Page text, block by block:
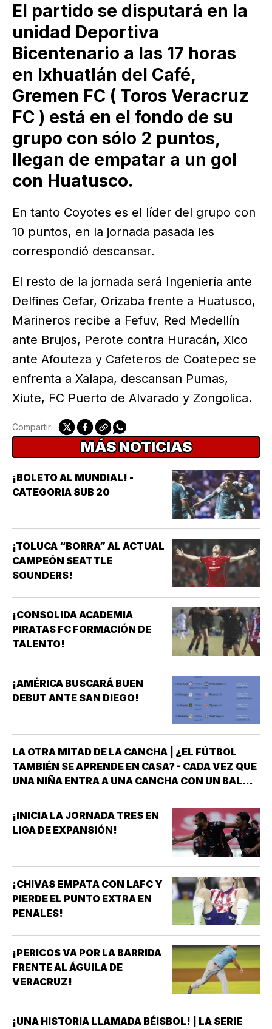
El partido se disputará en la
unidad Deportiva
Bicentenario a las 17 horas
en Ixhuatlán del Café,
Gremen FC ( Toros Veracruz
FC ) está en el fondo de su
grupo con sólo 2 puntos,
llegan de empatar a un gol
con Huatusco.
En tanto Coyotes es el líder del grupo con
10 puntos, en la jornada pasada les
correspondió descansar.
El resto de la jornada será Ingeniería ante
Delfines Cefar, Orizaba frente a Huatusco,
Marineros recibe a Fefuv, Red Medellín
ante Brujos, Perote contra Huracán, Xico
ante Afouteza y Cafeteros de Coatepec se
enfrenta a Xalapa, descansan Pumas,
Xiute, FC Puerto de Alvarado y Zongolica.
Compartir:
MÁS NOTICIAS
¡BOLETO AL MUNDIAL! -
CATEGORIA SUB 20
¡TOLUCA “BORRA” AL ACTUAL
CAMPEÓN SEATTLE
SOUNDERS!
¡CONSOLIDA ACADEMIA
PIRATAS FC FORMACIÓN DE
TALENTO!
¡AMÉRICA BUSCARÁ BUEN
DEBUT ANTE SAN DIEGO!
LA OTRA MITAD DE LA CANCHA | ¿EL FÚTBOL
TAMBIÉN SE APRENDE EN CASA? - CADA VEZ QUE
UNA NIÑA ENTRA A UNA CANCHA CON UN BALÓN
BAJO EL BRAZO, NO LLEGA SOLA *DETRÁS DE
ELLA SIEMPRE HAY ALGUIEN QUE LA LLEVÓ AL
ENTRENAMIENTO, QUE HIZO EL ESFUERZO…
¡INICIA LA JORNADA TRES EN
LIGA DE EXPANSIÓN!
¡CHIVAS EMPATA CON LAFC Y
PIERDE EL PUNTO EXTRA EN
PENALES!
¡PERICOS VA POR LA BARRIDA
FRENTE AL ÁGUILA DE
VERACRUZ!
¡UNA HISTORIA LLAMADA BÉISBOL! | LA SERIE